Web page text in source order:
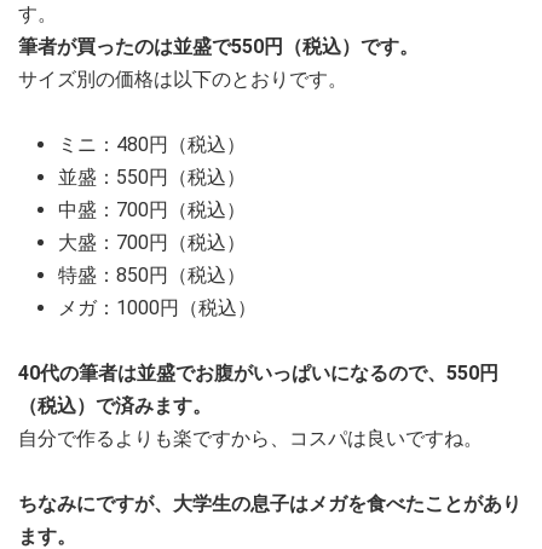
す。
筆者が買ったのは並盛で550円（税込）です。
サイズ別の価格は以下のとおりです。
ミニ：480円（税込）
並盛：550円（税込）
中盛：700円（税込）
大盛：700円（税込）
特盛：850円（税込）
メガ：1000円（税込）
40代の筆者は並盛でお腹がいっぱいになるので、550円
（税込）で済みます。
自分で作るよりも楽ですから、コスパは良いですね。
ちなみにですが、大学生の息子はメガを食べたことがあり
ます。